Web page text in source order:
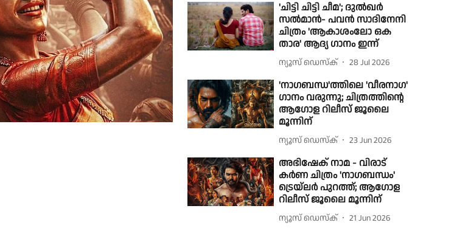
'ചിട്ടി ചിട്ടി ചീമ'; ദുൽഖർ
സൽമാൻ- പവൻ സാദിനേനി
ചിത്രം 'ആകാശംലോ ഒക
താര' ആദ്യ ഗാനം ഇന്ന്
ന്യൂസ് ഡെസ്ക് 28 Jul 2026
'നാഗബന്ധ'ത്തിലെ 'വീരനാഗ'
ഗാനം വരുന്നു; ചിത്രത്തിന്റെ
ആഗോള റിലീസ് ജൂലൈ
മൂന്നിന്
ന്യൂസ് ഡെസ്ക് 23 Jun 2026
അഭിഷേക് നാമ - വിരാട്
കർണ ചിത്രം 'നാഗബന്ധം'
ട്രെയ്‌ലർ പുറത്ത്; ആഗോള
റിലീസ് ജൂലൈ മൂന്നിന്
ന്യൂസ് ഡെസ്ക് 21 Jun 2026